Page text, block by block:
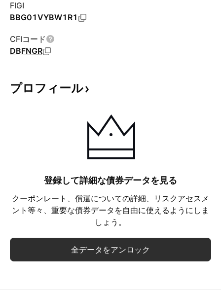
FIGI
BBG01VYBW1R1
CFIコード
DBFNGR
プロフィール
登録して詳細な債券データを見る
クーポンレート、償還についての詳細、リスクアセスメ
ント等々、重要な債券データを自由に使えるようにしま
しょう。
全データをアンロック